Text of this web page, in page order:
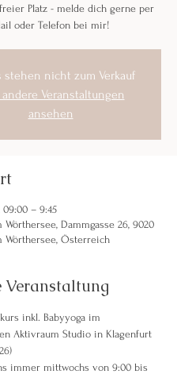
Platz - melde dich gerne per
oder Telefon bei mir!
stehen nicht zum Verkauf
andere Veranstaltungen
ansehen
09:00 – 9:45
Wörthersee, Dammgasse 26, 9020
Wörthersee, Österreich
Veranstaltung
inkl. Babyyoga im
Aktivraum Studio in Klagenfurt
immer mittwochs von 9:00 bis